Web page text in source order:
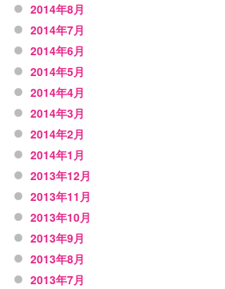
2014年8月
2014年7月
2014年6月
2014年5月
2014年4月
2014年3月
2014年2月
2014年1月
2013年12月
2013年11月
2013年10月
2013年9月
2013年8月
2013年7月